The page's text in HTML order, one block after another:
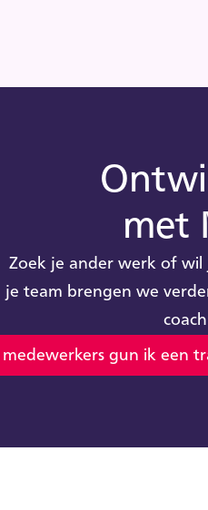
met
Zoek je ander werk of
je team brengen we
medewerkers gun ik een